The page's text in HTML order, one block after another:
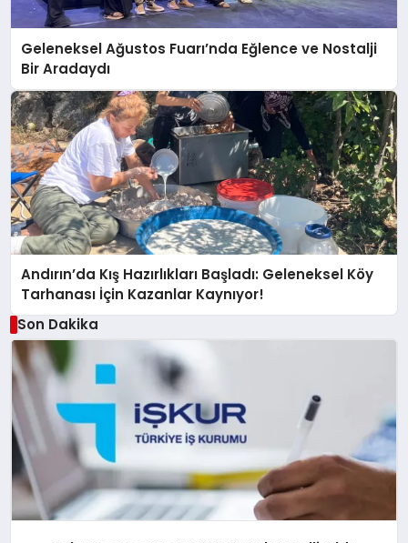
Geleneksel Ağustos Fuarı’nda Eğlence ve Nostalji
Bir Aradaydı
Andırın’da Kış Hazırlıkları Başladı: Geleneksel Köy
Tarhanası İçin Kazanlar Kaynıyor!
Son Dakika